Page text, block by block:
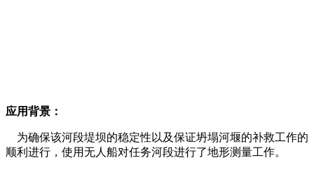
应用背景：
为确保该河段堤坝的稳定性以及保证坍塌河堰的补救工作的
顺利进行，使用无人船对任务河段进行了地形测量工作。